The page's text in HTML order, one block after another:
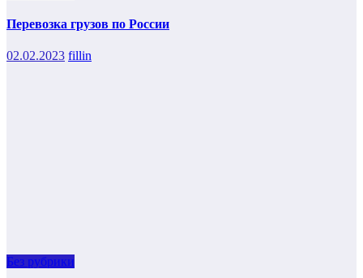
Перевозка грузов по России
02.02.2023 fillin
Без рубрики